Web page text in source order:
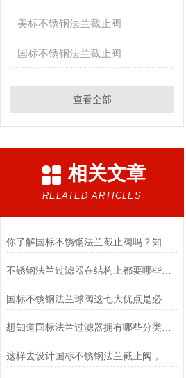
美标不锈钢法兰截止阀
国标不锈钢法兰截止阀
查看全部
相关文章
RELATED ARTICLES
不锈钢法兰过滤器在结构上都要哪些特点？
国标不锈钢法兰球阀这七大优点是必须要掌握的
想知道国标法兰过滤器拥有哪些分类吗？